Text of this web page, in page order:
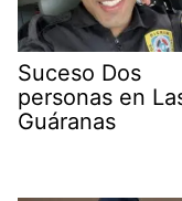
Suceso Dos
personas en
Guáranas